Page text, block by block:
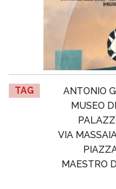
TAG ANTONIO
MUSEO
VIA
MAESTRO